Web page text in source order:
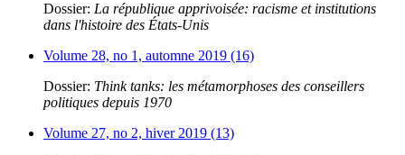
Dossier: La république apprivoisée: racisme et institutions
dans l'histoire des États-Unis
Volume 28, no 1, automne 2019 (16)
Dossier: Think tanks: les métamorphoses des conseillers
politiques depuis 1970
Volume 27, no 2, hiver 2019 (13)